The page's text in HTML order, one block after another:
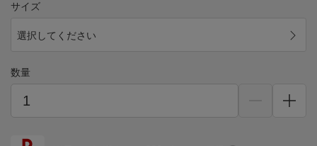
サイズ
選択してください
数量